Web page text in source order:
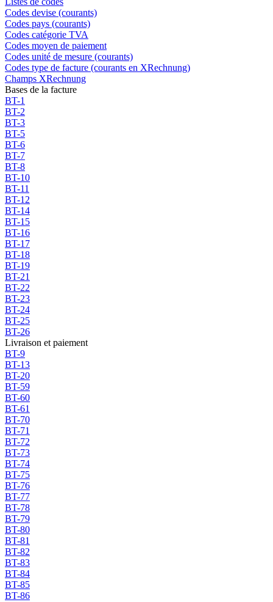
Codes devise (courants)
Codes pays (courants)
Codes catégorie TVA
Codes moyen de paiement
Codes unité de mesure (courants)
Codes type de facture (courants en XRechnung)
Champs XRechnung
Bases de la facture
BT-1
BT-2
BT-3
BT-5
BT-6
BT-7
BT-8
BT-10
BT-11
BT-12
BT-14
BT-15
BT-16
BT-17
BT-18
BT-19
BT-21
BT-22
BT-23
BT-24
BT-25
BT-26
Livraison et paiement
BT-9
BT-13
BT-20
BT-59
BT-60
BT-61
BT-70
BT-71
BT-72
BT-73
BT-74
BT-75
BT-76
BT-77
BT-78
BT-79
BT-80
BT-81
BT-82
BT-83
BT-84
BT-85
BT-86